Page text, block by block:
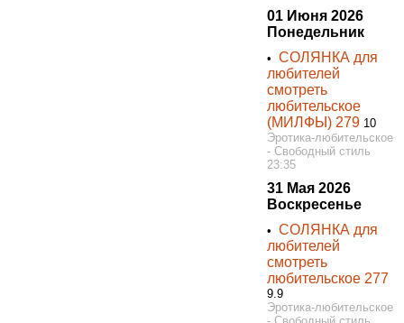
01 Июня 2026
Понедельник
•СОЛЯНКА для
любителей
смотреть
любительское
(МИЛФЫ) 279 10
Эротика-любительское
- Свободный стиль
23:35
31 Мая 2026
Воскресенье
•СОЛЯНКА для
любителей
смотреть
любительское 277
9.9
Эротика-любительское